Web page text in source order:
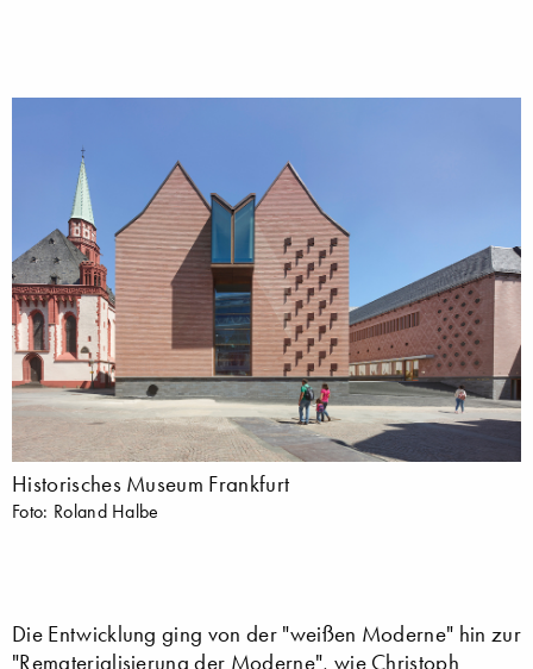
Historisches Museum Frankfurt
Foto: Roland Halbe
Die Entwicklung ging von der "weißen Moderne" hin zur
"Rematerialisierung der Moderne", wie Christoph